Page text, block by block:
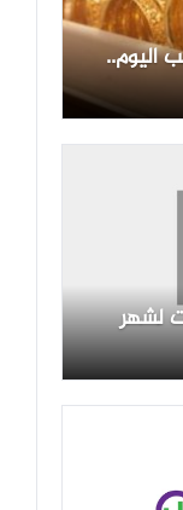
اليوم..
برنت لشهر